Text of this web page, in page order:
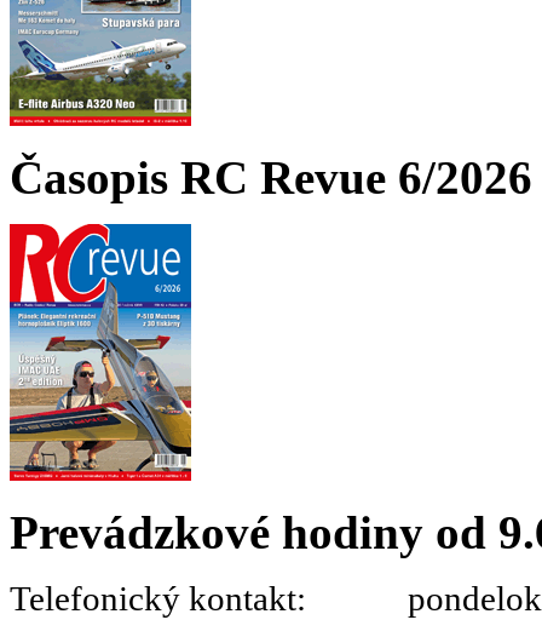
Časopis RC Revue 6/
Prevádzkové hodiny od
Telefonický kontakt: